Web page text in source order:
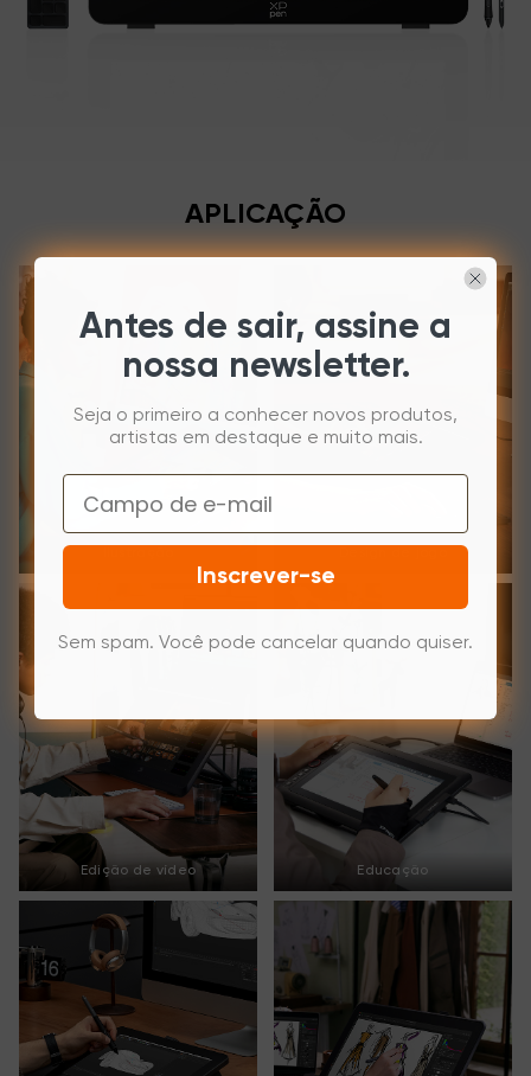
APLICAÇÃO
Edição de vídeo Educação
Antes de sair, assine a
nossa newsletter.
Seja o primeiro a conhecer novos produtos,
artistas em destaque e muito mais.
Email
Inscrever-se
Sem spam. Você pode cancelar quando quiser.